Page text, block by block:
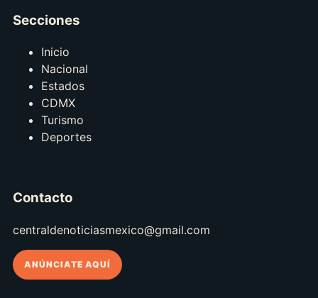
Secciones
Inicio
Nacional
Estados
CDMX
Turismo
Deportes
Contacto
centraldenoticiasmexico@gmail.com
ANÚNCIATE AQUÍ